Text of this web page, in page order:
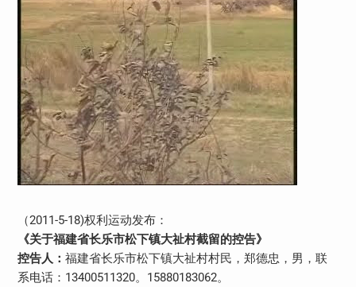
（2011-5-18)权利运动发布：
《关于福建省长乐市松下镇大祉村截留的控告》
控告人： 福建省长乐市松下镇大祉村村民，郑德忠，男，联
系电话：13400511320。15880183062。